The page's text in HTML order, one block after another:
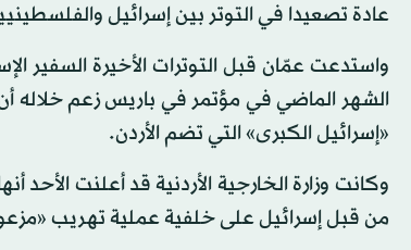
عادة تصعيدا في التوتر بين إسرائيل
واستدعت عمّان قبل التوترات الأخيرة السفير
الشهر الماضي في مؤتمر في باريس زعم
«إسرائيل الكبرى» التي تضم الأردن.
وكانت وزارة الخارجية الأردنية قد أعلنت الأحد
من قبل إسرائيل على خلفية عملية تهريب